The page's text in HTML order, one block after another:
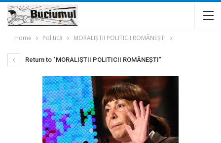
Home Politică MORALIŞTII POLITICII ROMÂNEŞTI
Return to "MORALIŞTII POLITICII ROMÂNEŞTI"